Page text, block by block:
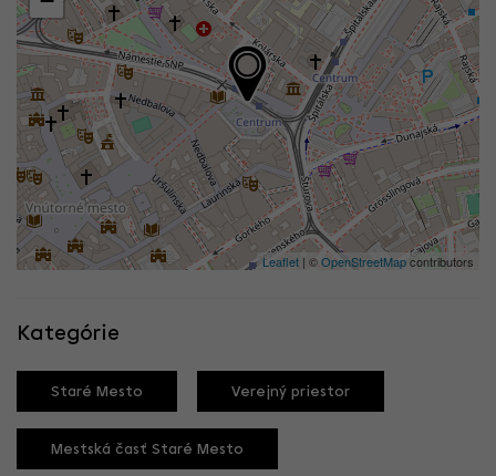
Leaflet | ©OpenStreetMapcontributors
Kategórie
Staré Mesto Verejný priestor
Mestská časť Staré Mesto